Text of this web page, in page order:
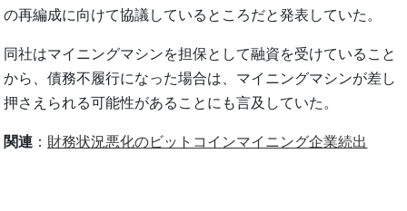
の再編成に向けて協議しているところだと発表していた。
同社はマイニングマシンを担保として融資を受けていること
から、債務不履行になった場合は、マイニングマシンが差し
押さえられる可能性があることにも言及していた。
関連 ： 財務状況悪化のビットコインマイニング企業続出